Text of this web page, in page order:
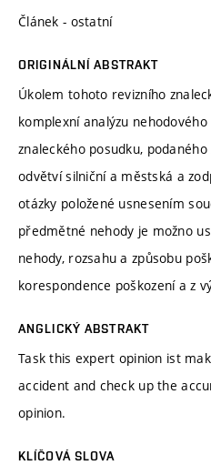
Článek - ostatní
ORIGINÁLNÍ ABSTRAKT
Úkolem tohoto revizního
komplexní analýzu
znaleckého posudku,
odvětví silniční a městská a
otázky položené usnesením
předmětné nehody je možno
nehody, rozsahu a způsobu
korespondence poškození a z
ANGLICKÝ ABSTRAKT
Task this expert opinion ist
accident and check up the
opinion.
KLÍČOVÁ SLOVA